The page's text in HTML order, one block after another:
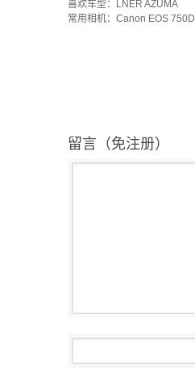
喜欢车型：LNER AZUMA
常用相机：Canon EOS 750D
留言（免注册）